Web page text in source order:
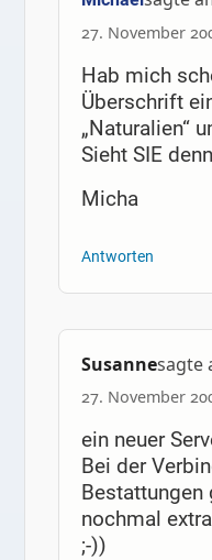
27. November
Hab mich
Überschrift
„Naturalien“
Sieht SIE
Micha
Antworten
Susannesagte
27. November
ein neuer
Bei der
Bestattungen
nochmal
;-))